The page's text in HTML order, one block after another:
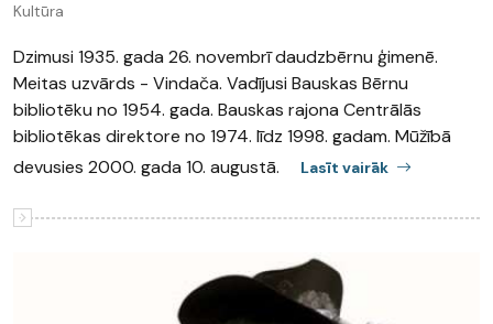
Kultūra
Dzimusi 1935. gada 26. novembrī daudzbērnu ģimenē.
Meitas uzvārds - Vindača. Vadījusi Bauskas Bērnu
bibliotēku no 1954. gada. Bauskas rajona Centrālās
bibliotēkas direktore no 1974. līdz 1998. gadam. Mūžībā
devusies 2000. gada 10. augustā.
Lasīt vairāk